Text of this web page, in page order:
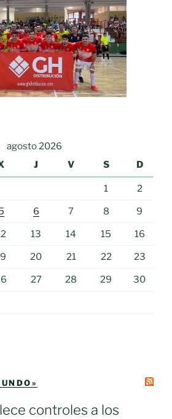
agosto 2026
J V S D
1 2
6 7 8 9
13 14 15 16
20 21 22 23
27 28 29 30
controles a los